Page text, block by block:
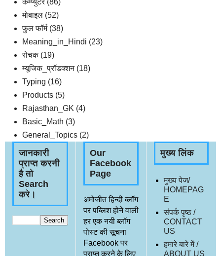
मोबाइल (52)
फुल फॉर्म (38)
Meaning_in_Hindi (23)
रोचक (19)
म्यूजिक_प्रॉडक्शन (18)
Typing (16)
Products (5)
Rajasthan_GK (4)
Basic_Math (3)
General_Topics (2)
जानकारी
प्राप्त करनी
है तो
Search
करे।
Our
Facebook
Page
अमोजीत हिन्दी ब्लॉग
पर पब्लिश होने वाली
हर एक नयी ब्लॉग
पोस्ट की सूचना
Facebook पर
प्राप्त करने के लिए
मुख्य लिंक
मुख्य पेज/
HOMEPAG
E
संपर्क पृष्ठ /
CONTACT
US
हमारे बारे में /
ABOUT US